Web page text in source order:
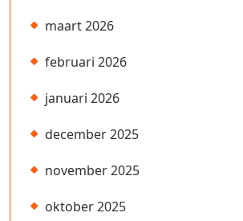
maart 2026
februari 2026
januari 2026
december 2025
november 2025
oktober 2025